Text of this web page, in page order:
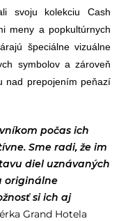
svoju kolekciu
Cash
meny a popkultúrnych
špeciálne vizuálne
symbolov a zároveň
nad prepojením peňazí
počas ich
Sme radi, že im
diel uznávaných
originálne
si ich aj
Grand Hotela